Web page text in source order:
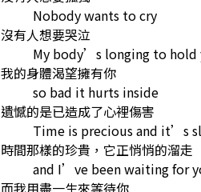
Nobody wants to cry
沒有人想要哭泣
My body’s longing to hold
我的身體渴望擁有你
so bad it hurts inside
遺憾的是已造成了心裡傷害
Time is precious and it’s
時間那樣的珍貴，它正悄悄的溜走
and I’ve been waiting for
而我用盡一生來等待你